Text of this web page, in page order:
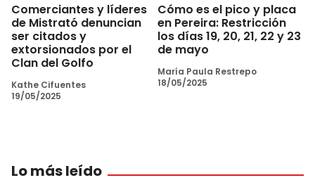
Comerciantes y líderes
de Mistrató denuncian
ser citados y
extorsionados por el
Clan del Golfo
Kathe Cifuentes
19/05/2025
Cómo es el pico y placa
en Pereira: Restricción
los días 19, 20, 21, 22 y 23
de mayo
María Paula Restrepo
18/05/2025
Lo más leído